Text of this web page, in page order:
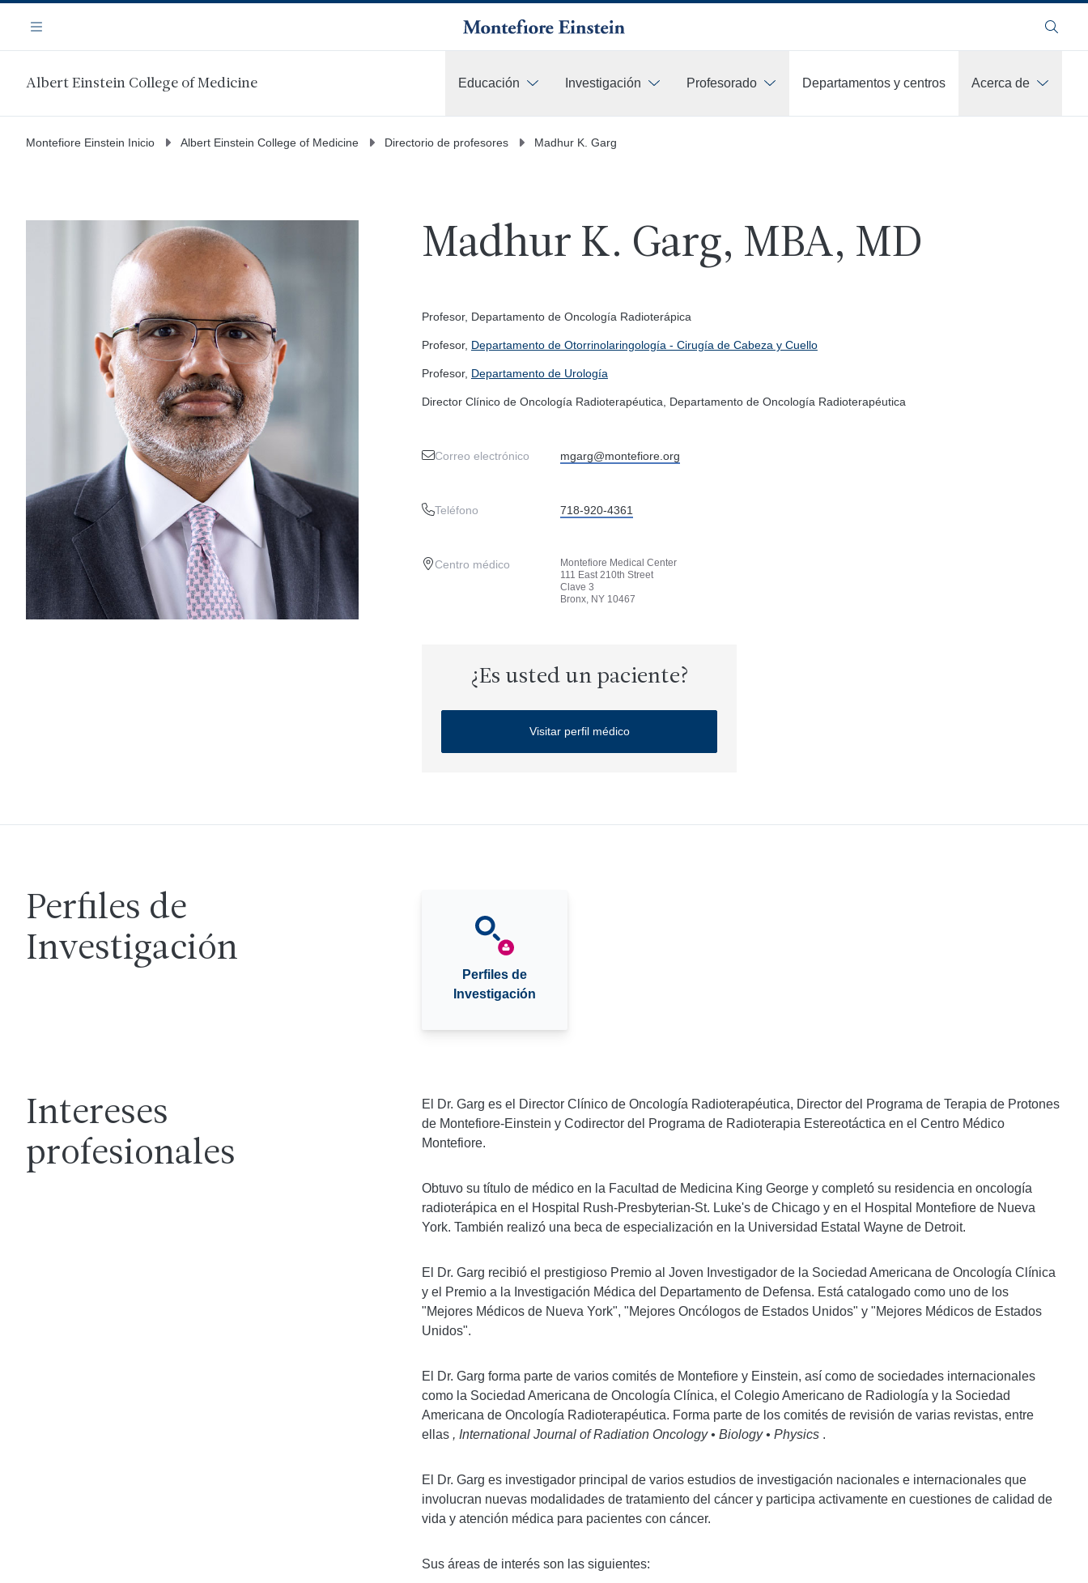
contenido
Navegación
Menú Buscar
Albert Einstein College of Medicine Educación Investigación Profesorado Departamentos y centros
Acerca de
Montefiore Einstein Inicio Albert Einstein College of Medicine Directorio de profesores Madhur K. Garg
Madhur K. Garg, MBA, MD
Profesor, Departamento de Oncología Radioterápica
Profesor, Departamento de Otorrinolaringología - Cirugía de Cabeza y Cuello
Profesor, Departamento de Urología
Director Clínico de Oncología Radioterapéutica, Departamento de Oncología Radioterapéutica
Correo electrónico mgarg@montefiore.org
Teléfono 718-920-4361
Centro médico
Montefiore Medical Center
111 East 210th Street
Clave 3
Bronx, NY 10467
¿Es usted un paciente?
Visitar perfil médico
Perfiles de
Investigación
Perfiles de
Investigación
Intereses
profesionales
El Dr. Garg es el Director Clínico de Oncología Radioterapéutica, Director del Programa de Terapia de Protones
de Montefiore-Einstein y Codirector del Programa de Radioterapia Estereotáctica en el Centro Médico
Montefiore.
Obtuvo su título de médico en la Facultad de Medicina King George y completó su residencia en oncología
radioterápica en el Hospital Rush-Presbyterian-St. Luke's de Chicago y en el Hospital Montefiore de Nueva
York. También realizó una beca de especialización en la Universidad Estatal Wayne de Detroit.
El Dr. Garg recibió el prestigioso Premio al Joven Investigador de la Sociedad Americana de Oncología Clínica
y el Premio a la Investigación Médica del Departamento de Defensa. Está catalogado como uno de los
"Mejores Médicos de Nueva York", "Mejores Oncólogos de Estados Unidos" y "Mejores Médicos de Estados
Unidos".
El Dr. Garg forma parte de varios comités de Montefiore y Einstein, así como de sociedades internacionales
como la Sociedad Americana de Oncología Clínica, el Colegio Americano de Radiología y la Sociedad
Americana de Oncología Radioterapéutica. Forma parte de los comités de revisión de varias revistas, entre
ellas , International Journal of Radiation Oncology • Biology • Physics.
El Dr. Garg es investigador principal de varios estudios de investigación nacionales e internacionales que
involucran nuevas modalidades de tratamiento del cáncer y participa activamente en cuestiones de calidad de
vida y atención médica para pacientes con cáncer.
Sus áreas de interés son las siguientes: